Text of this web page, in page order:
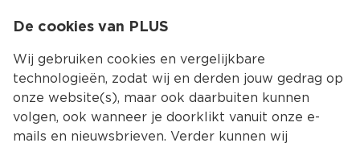
Kies jouw
De cookies van PLUS
Wij gebruiken cookies en vergelijkbare
technologieën, zodat wij en derden jouw gedrag op
onze website(s), maar ook daarbuiten kunnen
volgen, ook wanneer je doorklikt vanuit onze e-
mails en nieuwsbrieven. Verder kunnen wij